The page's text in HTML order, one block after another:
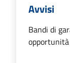
Avvisi
Bandi di